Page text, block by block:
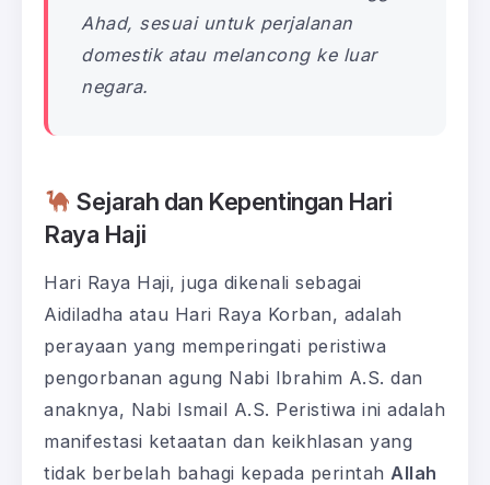
Ahad, sesuai untuk perjalanan
domestik atau melancong ke luar
negara.
Sejarah dan Kepentingan Hari
Raya Haji
Hari Raya Haji, juga dikenali sebagai
Aidiladha atau Hari Raya Korban, adalah
perayaan yang memperingati peristiwa
pengorbanan agung Nabi Ibrahim A.S. dan
anaknya, Nabi Ismail A.S. Peristiwa ini adalah
manifestasi ketaatan dan keikhlasan yang
tidak berbelah bahagi kepada perintah Allah